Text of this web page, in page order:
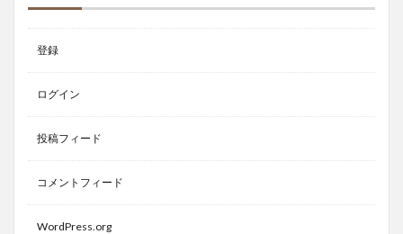
登録
ログイン
投稿フィード
コメントフィード
WordPress.org